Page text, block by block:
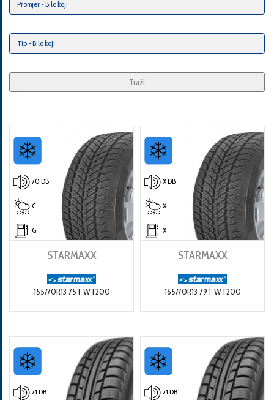
Traži
70 DB
C
G
STARMAXX
155/70R13 75T WT200
X DB
X
X
STARMAXX
165/70R13 79T WT200
71 DB 71 DB